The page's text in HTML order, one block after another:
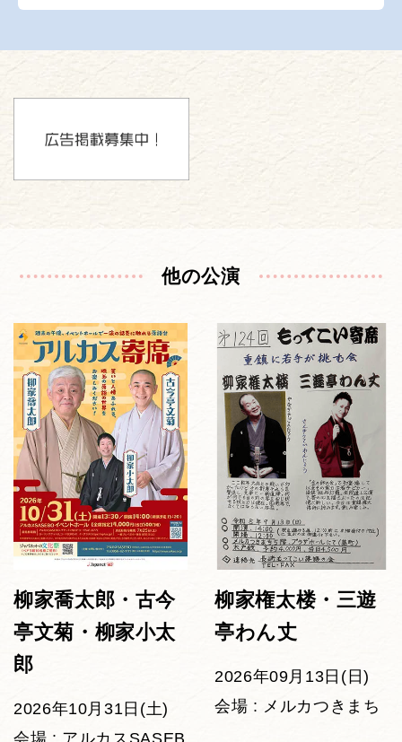
他の公演
柳家喬太郎・古今
亭文菊・柳家小太
郎
2026年10月31日(土)
柳家権太楼・三遊
亭わん丈
2026年09月13日(日)
会場 : メルカつきまち